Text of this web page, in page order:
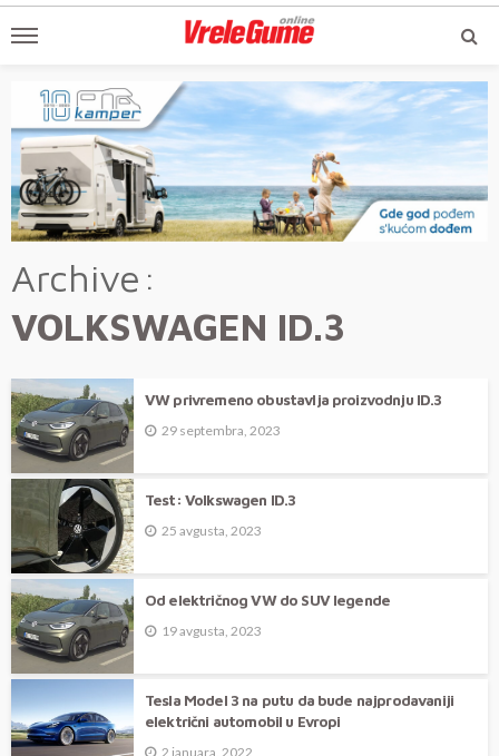
Archive
VOLKSWAGEN ID.3
VW privremeno obustavlja proizvodnju ID.3
29 septembra, 2023
Test: Volkswagen ID.3
25 avgusta, 2023
Od električnog VW do SUV legende
19 avgusta, 2023
Tesla Model 3 na putu da bude najprodavaniji
električni automobil u Evropi
2 januara, 2022